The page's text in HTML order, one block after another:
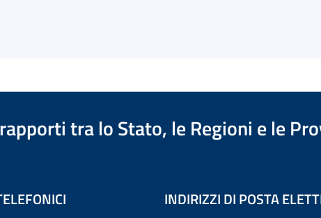
tra lo Stato, le Regioni e le
INDIRIZZI DI POSTA